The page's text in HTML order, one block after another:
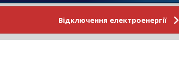
Відключення електроенергії